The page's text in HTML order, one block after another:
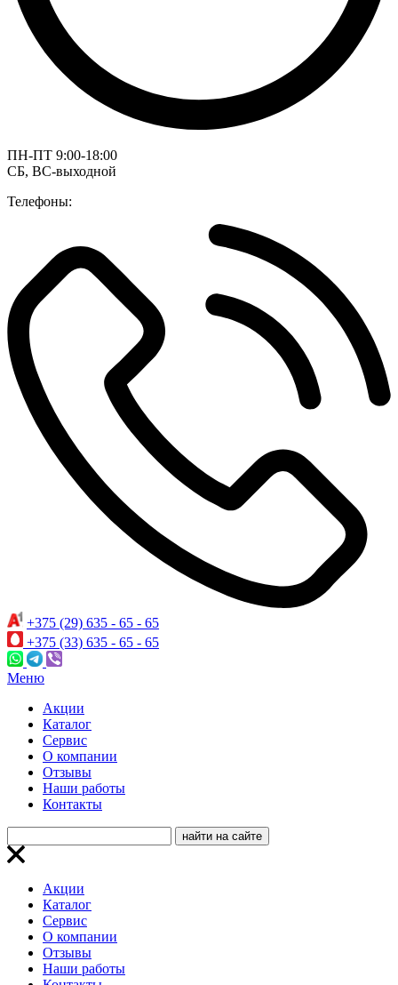
ПН-ПТ 9:00-18:00
СБ, ВС-выходной
Телефоны:
+375 (29) 635 - 65 - 65
+375 (33) 635 - 65 - 65
Меню
Акции
Каталог
Сервис
О компании
Отзывы
Наши работы
Контакты
Акции
Каталог
Сервис
О компании
Отзывы
Наши работы